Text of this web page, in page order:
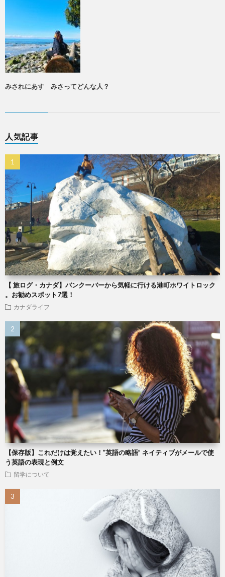
みされにあす みさってどんな人？
人気記事
【 旅ログ・カナダ】バンクーバーから気軽に行ける港町ホワイトロック
。お勧めスポット7選！
カナダライフ
【保存版】これだけは覚えたい！”英語の略語” ネイティブがメールで使
う英語の表現と例文
留学について